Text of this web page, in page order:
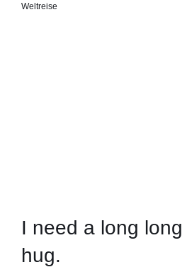
Weltreise
I need a long
hug.